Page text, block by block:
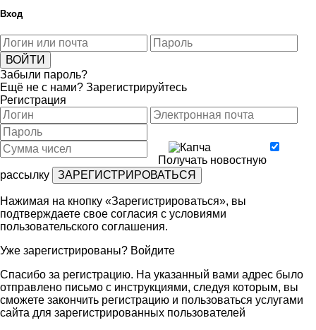
Вход
Забыли пароль?
Ещё не с нами? Зарегистрируйтесь
Регистрация
Получать новостную
рассылку
Нажимая на кнопку «Зарегистрироваться», вы
подтверждаете свое согласия с условиями
пользовательского соглашения.
Уже зарегистрированы? Войдите
Спасибо за регистрацию. На указанный вами адрес было
отправлено письмо с инструкциями, следуя которым, вы
сможете закончить регистрацию и пользоваться услугами
сайта для зарегистрированных пользователей